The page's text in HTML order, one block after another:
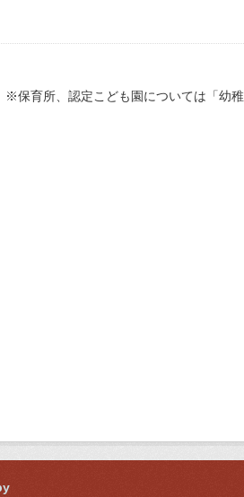
※保育所、認定こども園については「幼稚